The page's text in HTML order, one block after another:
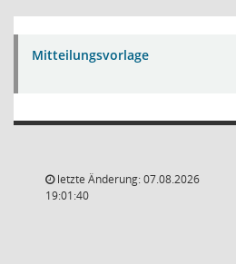
Mitteilungsvorlage
letzte Änderung: 07.08.2026
19:01:40